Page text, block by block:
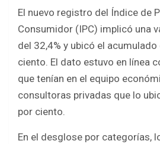
El nuevo registro del Índice de
Consumidor (IPC) implicó una
del 32,4% y ubicó el
ciento. El dato estuvo en línea
que tenían en el equipo
consultoras privadas que lo
por ciento.
En el desglose por categorías,